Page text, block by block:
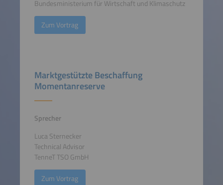
Bundesministerium für Wirtschaft und Klimaschutz
Zum Vortrag
Marktgestützte Beschaffung
Momentanreserve
Sprecher
Luca Sternecker
Technical Advisor
TenneT TSO GmbH
Zum Vortrag